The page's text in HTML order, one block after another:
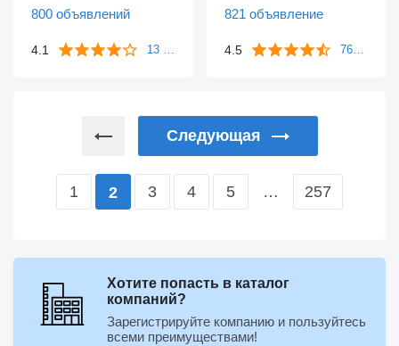
800 объявлений
4.1 13 отзывов
821 объявление
4.5 763 отзыва
Следующая
1 2 3 4 5 … 257
Хотите попасть в каталог
компаний?
Зарегистрируйте компанию и пользуйтесь
всеми преимуществами!